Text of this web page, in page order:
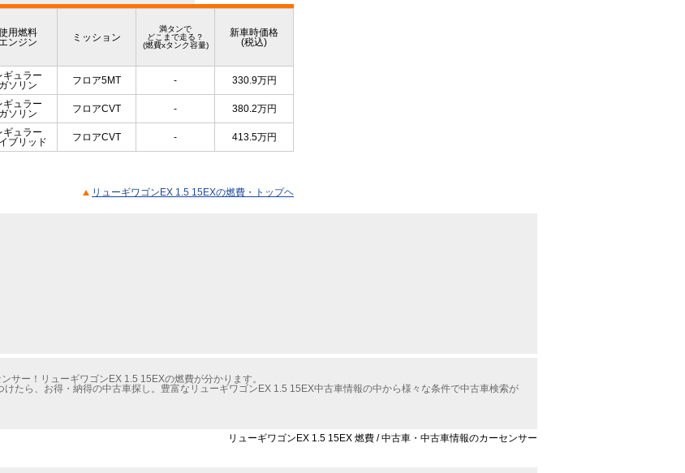
用燃料
ンジン
ミッション
満タンで
どこまで走る？
(燃費xタンク容量)
新車時価格
(税込)
ギュラー
ガソリン
フロア5MT - 330.9万円
ギュラー
ガソリン
フロアCVT - 380.2万円
ギュラー
ブリッド
フロアCVT - 413.5万円
リューギワゴンEX 1.5 15EXの燃費・トップヘ
サー！リューギワゴンEX 1.5 15EXの燃費が分かります。
たら、お得・納得の中古車探し。豊富なリューギワゴンEX 1.5 15EX中古車情報の中から様々な条件で中古車検索が
リューギワゴンEX 1.5 15EX 燃費 / 中古車・中古車情報のカーセンサー